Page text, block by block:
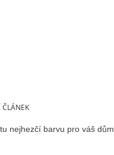
ČLÁNEK
nejhezčí barvu pro váš dům